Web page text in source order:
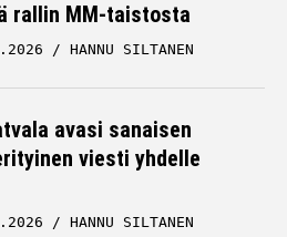
rallin MM-taistosta
HANNU SILTANEN
avasi sanaisen
viesti yhdelle
HANNU SILTANEN